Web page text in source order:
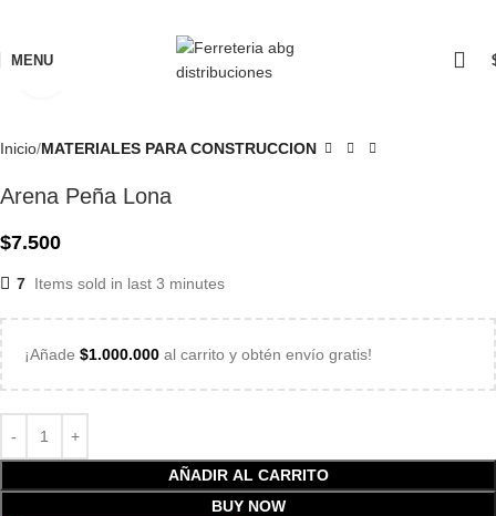
MENU
Inicio MATERIALES PARA CONSTRUCCION
Arena Peña Lona
$7.500
7 Items sold in last 3 minutes
¡Añade $1.000.000 al carrito y obtén envío gratis!
AÑADIR AL CARRITO
BUY NOW